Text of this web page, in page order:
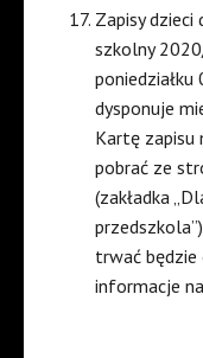
Zapisy
szkolny
dysponuje
Kartę zapisu
pobrać ze
(zakładka
trwać będzie
informacje